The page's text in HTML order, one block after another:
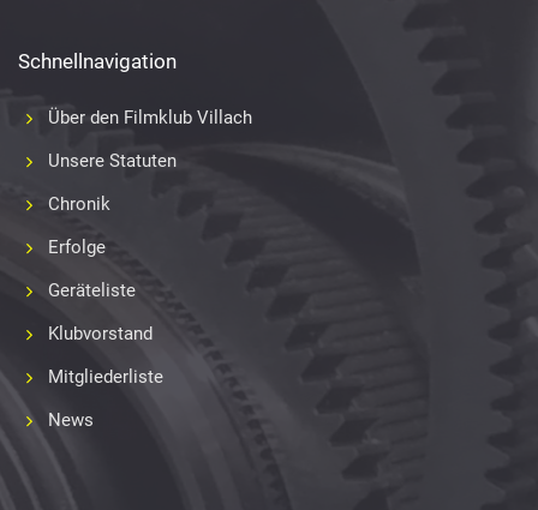
Schnellnavigation
Über den Filmklub Villach
Unsere Statuten
Chronik
Erfolge
Geräteliste
Klubvorstand
Mitgliederliste
News